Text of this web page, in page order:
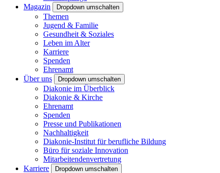
Magazin
Dropdown umschalten
Themen
Jugend & Familie
Gesundheit & Soziales
Leben im Alter
Karriere
Spenden
Ehrenamt
Über uns
Dropdown umschalten
Diakonie im Überblick
Diakonie & Kirche
Ehrenamt
Spenden
Presse und Publikationen
Nachhaltigkeit
Diakonie-Institut für berufliche Bildung
Büro für soziale Innovation
Mitarbeitendenvertretung
Karriere
Dropdown umschalten